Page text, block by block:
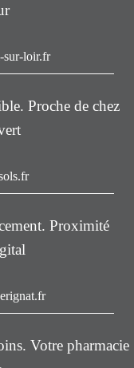
sur-loir.fr
Proche de chez
Proximité
Votre pharmacie